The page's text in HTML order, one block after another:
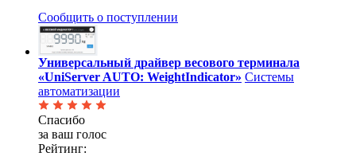
Сообщить о поступлении
Универсальный драйвер весового терминала
«UniServer AUTO: WeightIndicator» Системы
автоматизации
Спасибо
за ваш голос
Рейтинг: